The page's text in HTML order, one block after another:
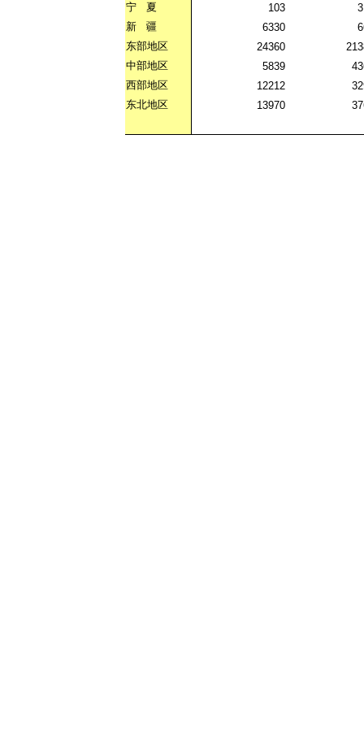
宁
夏 103
新
疆 6330
东部地区
24360
中部地区
5839
西部地区
12212
东北地区
13970